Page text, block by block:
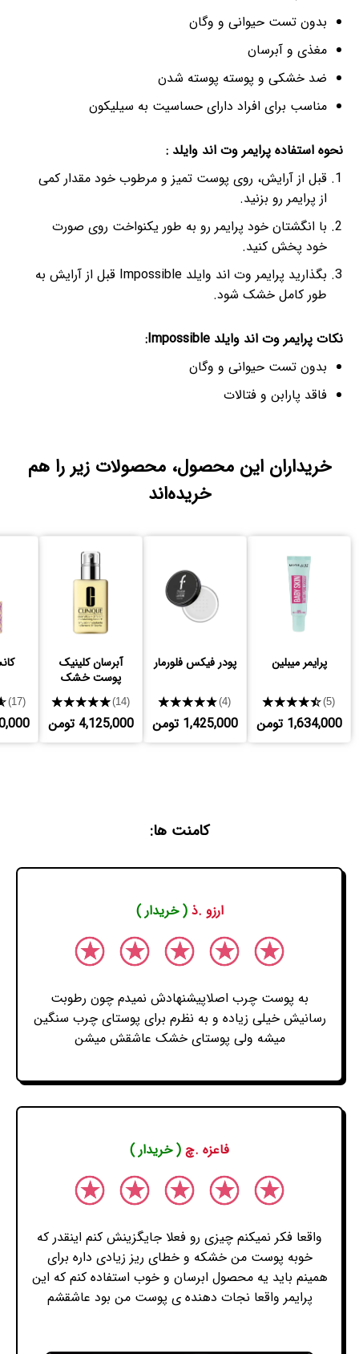
بدون تست حیوانی و وگان
مغذی و آبرسان
ضد خشکی و پوسته پوسته شدن
مناسب برای افراد دارای حساسیت به سیلیکون
نحوه استفاده پرایمر وت اند وایلد :
قبل از آرایش، روی پوست تمیز و مرطوب خود مقدار کمی
از پرایمر رو بزنید.
با انگشتان خود پرایمر رو به طور یکنواخت روی صورت
خود پخش کنید.
بگذارید پرایمر وت اند وایلد Impossible قبل از آرایش به
طور کامل خشک شود.
نکات پرایمر وت اند وایلد Impossible:
بدون تست حیوانی و وگان
فاقد پارابن و فتالات
خریداران این محصول، محصولات زیر را هم
خریده‌اند
پرایمر میبلین
★★★★★(5)
1,634,000 تومن
پودر فیکس فلورمار
★★★★★(4)
1,425,000 تومن
آبرسان کلینیک
پوست خشک
★★★★★(14)
4,125,000 تومن
(17)
کامنت ها:
ارزو .ذ( خریدار )
به پوست چرب اصلاپیشنهادش نمیدم چون رطوبت
رسانیش خیلی زیاده و به نظرم برای پوستای چرب سنگین
میشه ولی پوستای خشک عاشقش میشن
فاعزه .چ ( خریدار )
واقعا فکر نمیکنم چیزی رو فعلا جایگزینش کنم اینقدر که
خوبه پوست من خشکه و خطای ریز زیادی داره برای
همینم باید یه محصول ابرسان و خوب استفاده کنم که این
پرایمر واقعا نجات دهنده ی پوست من بود عاشقشم